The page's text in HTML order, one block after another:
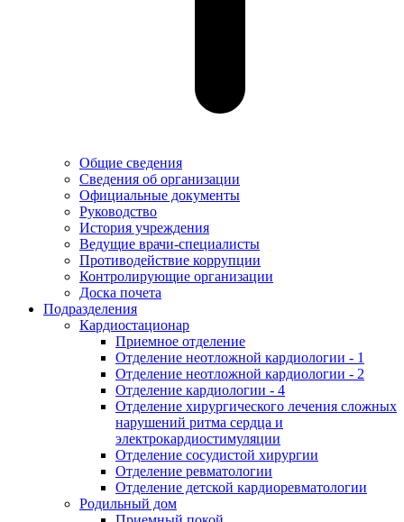
Общие сведения
Сведения об организации
Официальные документы
Руководство
История учреждения
Ведущие врачи-специалисты
Противодействие коррупции
Контролирующие организации
Доска почета
Подразделения
Кардиостационар
Приемное отделение
Отделение неотложной кардиологии - 1
Отделение неотложной кардиологии - 2
Отделение кардиологии - 4
Отделение хирургического лечения сложных
нарушений ритма сердца и
электрокардиостимуляции
Отделение сосудистой хирургии
Отделение ревматологии
Отделение детской кардиоревматологии
Родильный дом